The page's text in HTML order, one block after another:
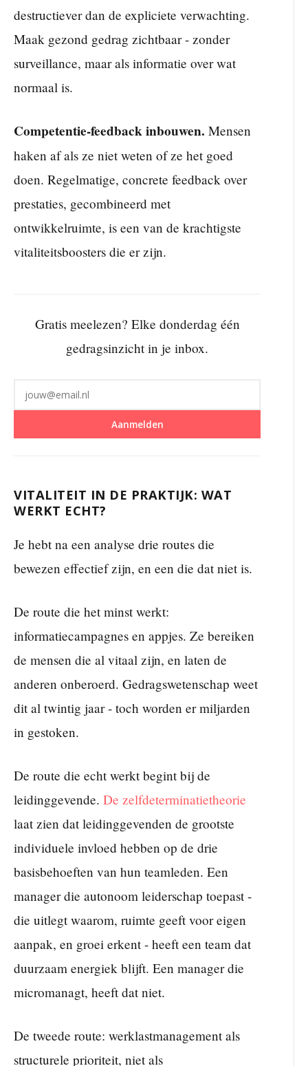
destructiever dan de expliciete verwachting.
Maak gezond gedrag zichtbaar - zonder
surveillance, maar als informatie over wat
normaal is.
Competentie-feedback inbouwen. Mensen
haken af als ze niet weten of ze het goed
doen. Regelmatige, concrete feedback over
prestaties, gecombineerd met
ontwikkelruimte, is een van de krachtigste
vitaliteitsboosters die er zijn.
Gratis meelezen? Elke donderdag één
gedragsinzicht in je inbox.
Aanmelden
VITALITEIT IN DE PRAKTIJK: WAT
WERKT ECHT?
Je hebt na een analyse drie routes die
bewezen effectief zijn, en een die dat niet is.
De route die het minst werkt:
informatiecampagnes en appjes. Ze bereiken
de mensen die al vitaal zijn, en laten de
anderen onberoerd. Gedragswetenschap weet
dit al twintig jaar - toch worden er miljarden
in gestoken.
De route die echt werkt begint bij de
leidinggevende. De zelfdeterminatietheorie
laat zien dat leidinggevenden de grootste
individuele invloed hebben op de drie
basisbehoeften van hun teamleden. Een
manager die autonoom leiderschap toepast -
die uitlegt waarom, ruimte geeft voor eigen
aanpak, en groei erkent - heeft een team dat
duurzaam energiek blijft. Een manager die
micromanagt, heeft dat niet.
De tweede route: werklastmanagement als
structurele prioriteit, niet als